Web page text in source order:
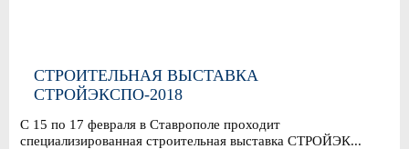
СТРОИТЕЛЬНАЯ ВЫСТАВКА
СТРОЙЭКСПО-2018
С 15 по 17 февраля в Ставрополе проходит
специализированная строительная выставка СТРОЙЭК...